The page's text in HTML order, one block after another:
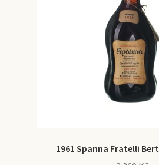
1961 Spanna Fratelli